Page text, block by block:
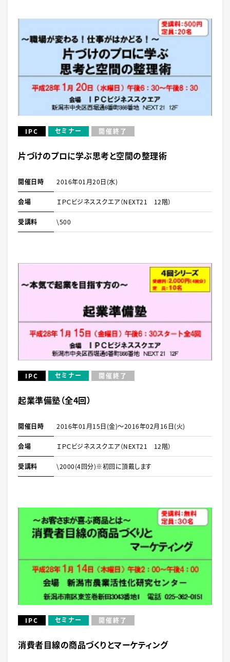
IPC セミナー 開催終了
片づけのプロに学ぶ思考と空間の整理術
開催日時 2016年01月20日(水)
会場 ＩＰＣビジネススクエア（NEXT21 12階）
受講料 \500
IPC セミナー 開催終了
起業準備塾（全4回）
開催日時 2016年01月15日(金)～2016年02月16日(火)
会場 ＩＰＣビジネススクエア（NEXT21 12階）
受講料 \2000(4回分)※初回に頂戴します
IPC セミナー 開催終了
消費者目線の商品づくりとマーケティング